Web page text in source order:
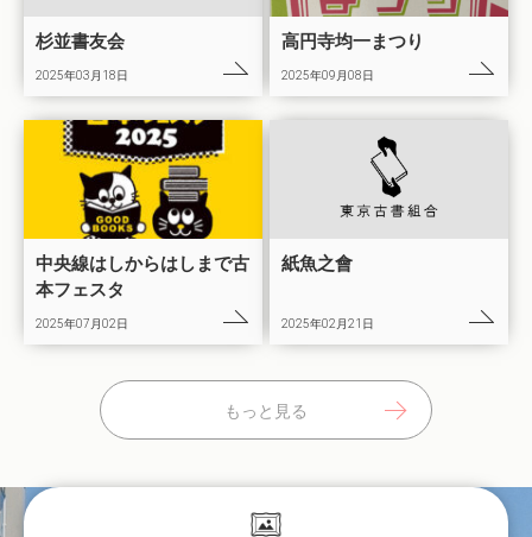
杉並書友会
2025年03月18日
高円寺均一まつり
2025年09月08日
中央線はしからはしまで古
本フェスタ
2025年07月02日
紙魚之會
2025年02月21日
もっと見る